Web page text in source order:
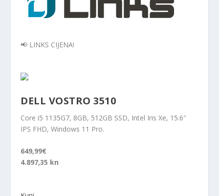
📢 LINKS CIJENA!
DELL VOSTRO 3510
Core i5 1135G7, 8GB, 512GB SSD, Intel Iris Xe, 15.6″
IPS FHD, Windows 11 Pro.
649,99€
4.897,35 kn